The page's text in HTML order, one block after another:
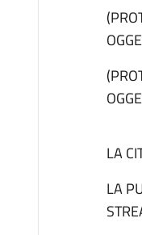
LA
LA